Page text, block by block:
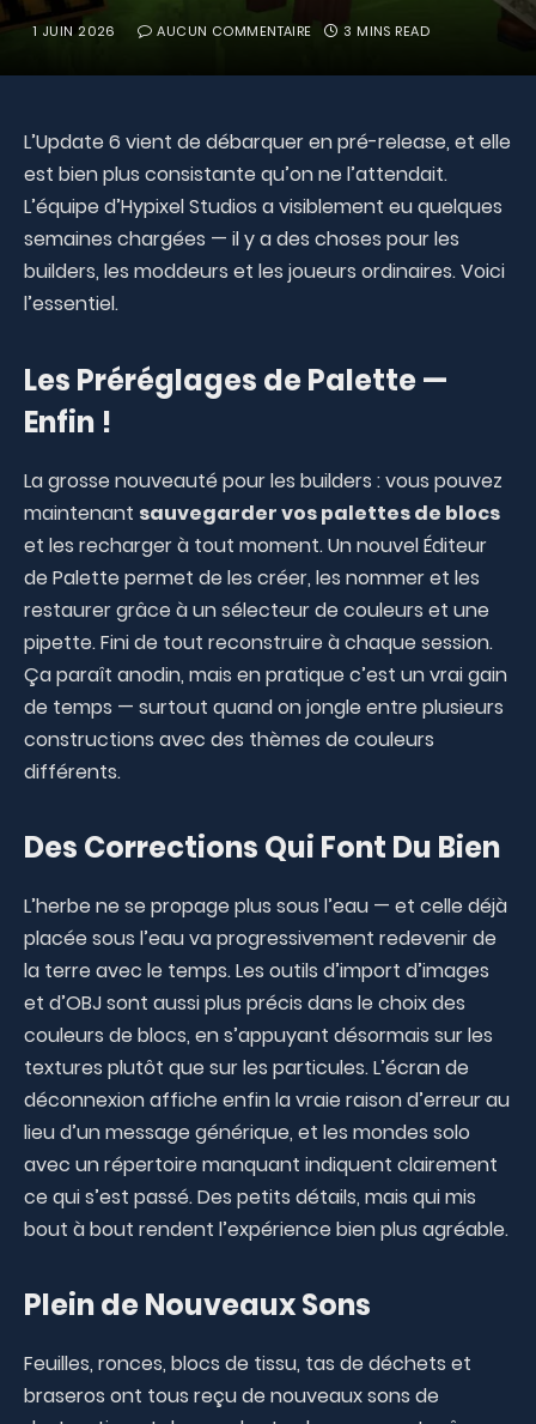
1 JUIN 2026 AUCUN COMMENTAIRE 3 MINS READ
L’Update 6 vient de débarquer en pré-release, et elle
est bien plus consistante qu’on ne l’attendait.
L’équipe d’Hypixel Studios a visiblement eu quelques
semaines chargées — il y a des choses pour les
builders, les moddeurs et les joueurs ordinaires. Voici
l’essentiel.
Les Préréglages de Palette —
Enfin !
La grosse nouveauté pour les builders : vous pouvez
maintenant sauvegarder vos palettes de blocs
et les recharger à tout moment. Un nouvel Éditeur
de Palette permet de les créer, les nommer et les
restaurer grâce à un sélecteur de couleurs et une
pipette. Fini de tout reconstruire à chaque session.
Ça paraît anodin, mais en pratique c’est un vrai gain
de temps — surtout quand on jongle entre plusieurs
constructions avec des thèmes de couleurs
différents.
Des Corrections Qui Font Du Bien
L’herbe ne se propage plus sous l’eau — et celle déjà
placée sous l’eau va progressivement redevenir de
la terre avec le temps. Les outils d’import d’images
et d’OBJ sont aussi plus précis dans le choix des
couleurs de blocs, en s’appuyant désormais sur les
textures plutôt que sur les particules. L’écran de
déconnexion affiche enfin la vraie raison d’erreur au
lieu d’un message générique, et les mondes solo
avec un répertoire manquant indiquent clairement
ce qui s’est passé. Des petits détails, mais qui mis
bout à bout rendent l’expérience bien plus agréable.
Plein de Nouveaux Sons
Feuilles, ronces, blocs de tissu, tas de déchets et
braseros ont tous reçu de nouveaux sons de